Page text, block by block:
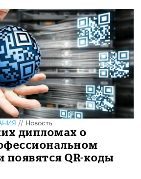
//Новость
дипломах о
появятся QR-коды